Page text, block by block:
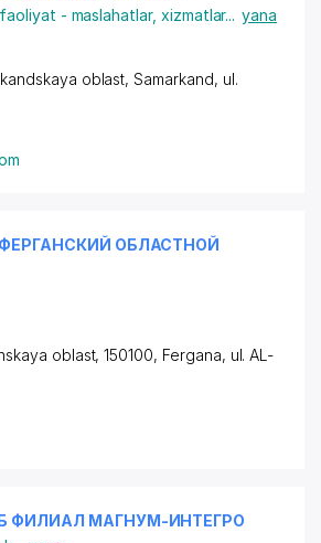
- maslahatlar, xizmatlar... yana
oblast, Samarkand, ul.
ФЕРГАНСКИЙ ОБЛАСТНОЙ
oblast, 150100, Fergana, ul. AL-
ФИЛИАЛ МАГНУМ-ИНТЕГРО